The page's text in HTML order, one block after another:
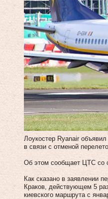
Лоукостер Ryanair
в связи с отменой
Об этом сообщает ЦТС со
Как сказано в заявлении
Краков, действующем 5
киевского маршрута с